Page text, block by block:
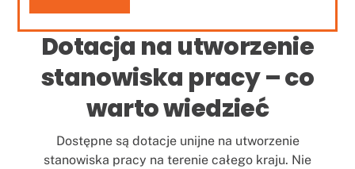
Dotacja na utworzenie
stanowiska pracy – co
warto wiedzieć
Dostępne są dotacje unijne na utworzenie
stanowiska pracy na terenie całego kraju. Nie